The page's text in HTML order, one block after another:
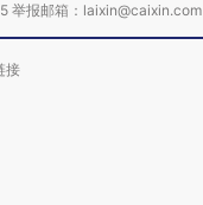
举报邮箱：laixin@caixin.com
接